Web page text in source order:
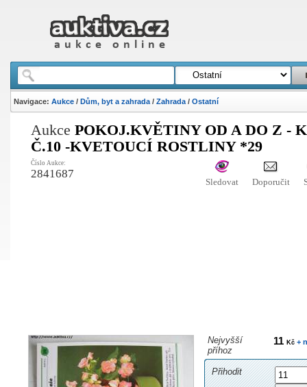
Navigace: Aukce/ Dům, byt a zahrada/ Zahrada/ Ostatní
Aukce POKOJ.KVĚTINY OD A DO Z -
Č.10 -KVETOUCÍ ROSTLINY *29
Číslo Aukce:
2841687
Sledovat Doporučit
Nejvyšší
příhoz
11 Kč+
Přihodit